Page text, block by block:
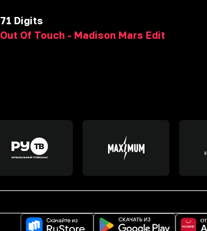
71 Digits
Out Of Touch - Madison Mars Edit